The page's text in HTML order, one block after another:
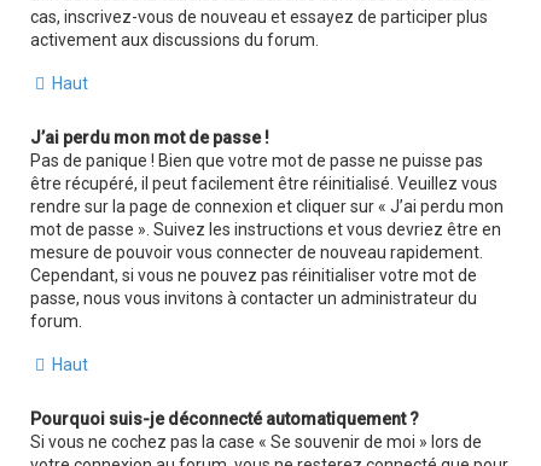
cas, inscrivez-vous de nouveau et essayez de participer plus
activement aux discussions du forum.
Haut
J’ai perdu mon mot de passe !
Pas de panique ! Bien que votre mot de passe ne puisse pas
être récupéré, il peut facilement être réinitialisé. Veuillez vous
rendre sur la page de connexion et cliquer sur « J’ai perdu mon
mot de passe ». Suivez les instructions et vous devriez être en
mesure de pouvoir vous connecter de nouveau rapidement.
Cependant, si vous ne pouvez pas réinitialiser votre mot de
passe, nous vous invitons à contacter un administrateur du
forum.
Haut
Pourquoi suis-je déconnecté automatiquement ?
Si vous ne cochez pas la case « Se souvenir de moi » lors de